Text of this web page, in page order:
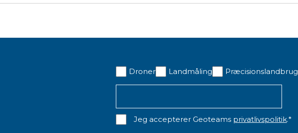
Droner Landmåling Præcisionslandbrug
Jeg accepterer Geoteams privatlivspolitik.*